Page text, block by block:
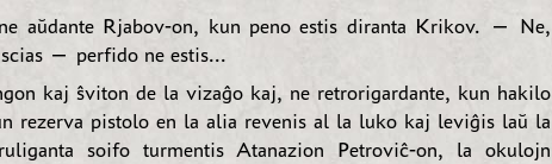
aŭdante Rjabov-on, kun peno estis diranta Krikov. — Ne,
— perfido ne estis...
kaj ŝviton de la vizaĝo kaj, ne retrorigardante, kun hakilo
rezerva pistolo en la alia revenis al la luko kaj leviĝis laŭ la
soifo turmentis Atanazion Petroviĉ-on, la okulojn